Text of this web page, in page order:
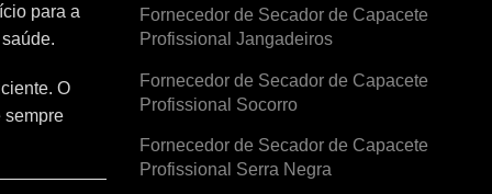
para a
O
sempre
Fornecedor de Secador de Capacete
Profissional Jangadeiros
Fornecedor de Secador de Capacete
Profissional Socorro
Fornecedor de Secador de Capacete
Profissional Serra Negra